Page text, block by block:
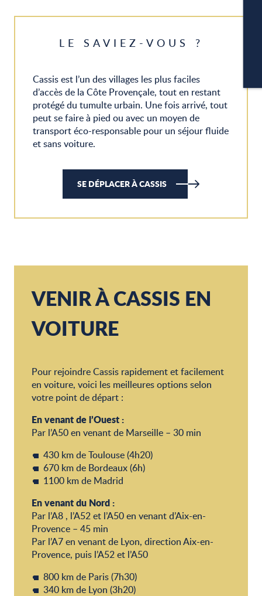
LE SAVIEZ-VOUS ?
Cassis est l’un des villages les plus faciles
d’accès de la Côte Provençale, tout en restant
protégé du tumulte urbain. Une fois arrivé, tout
peut se faire à pied ou avec un moyen de
transport éco-responsable pour un séjour fluide
et sans voiture.
SE DÉPLACER À CASSIS
VENIR À CASSIS EN
VOITURE
Pour rejoindre Cassis rapidement et facilement
en voiture, voici les meilleures options selon
votre point de départ :
En venant de l’Ouest :
Par l’A50 en venant de Marseille – 30 min
430 km de Toulouse (4h20)
670 km de Bordeaux (6h)
1100 km de Madrid
En venant du Nord :
Par l’A8 , l’A52 et l’A50 en venant d’Aix-en-
Provence – 45 min
Par l’A7 en venant de Lyon, direction Aix-en-
Provence, puis l’A52 et l’A50
800 km de Paris (7h30)
340 km de Lyon (3h20)